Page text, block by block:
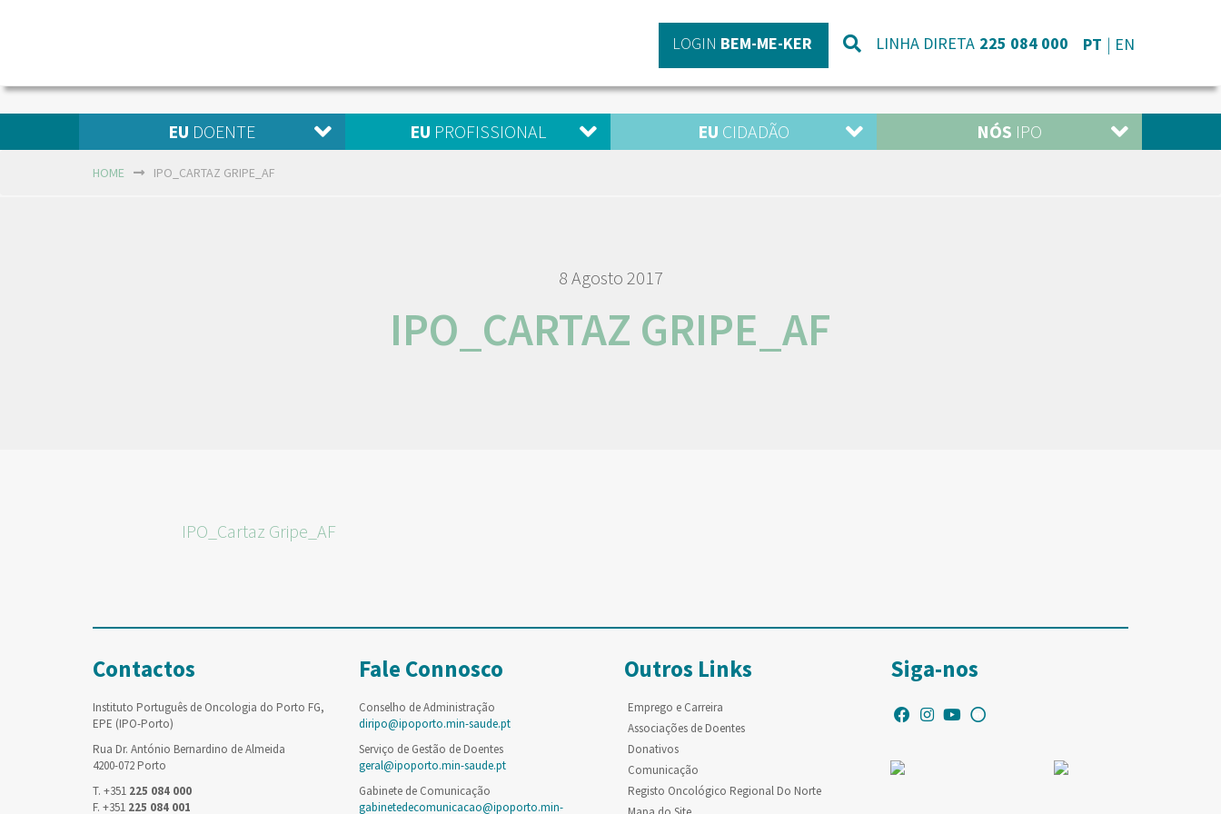
LOGIN BEM-ME-KER LINHA DIRETA 225 084 000 PT EN
EU DOENTE EU PROFISSIONAL EU CIDADÃO NÓS IPO
HOME IPO_CARTAZ GRIPE_AF
8 Agosto 2017
IPO_CARTAZ GRIPE_AF
IPO_Cartaz Gripe_AF
Contactos
Instituto Português de Oncologia do Porto FG,
EPE (IPO-Porto)
Rua Dr. António Bernardino de Almeida
4200-072 Porto
T. +351 225 084 000
F. +351 225 084 001
Fale Connosco
Conselho de Administração
diripo@ipoporto.min-saude.pt
Serviço de Gestão de Doentes
geral@ipoporto.min-saude.pt
Gabinete de Comunicação
gabinetedecomunicacao@ipoporto.min-
Outros Links
Emprego e Carreira
Associações de Doentes
Donativos
Comunicação
Registo Oncológico Regional Do Norte
Siga-nos